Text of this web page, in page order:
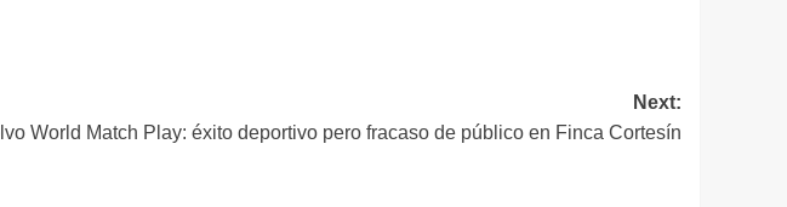
Next:
World Match Play: éxito deportivo pero fracaso de público en Finca Cortesín